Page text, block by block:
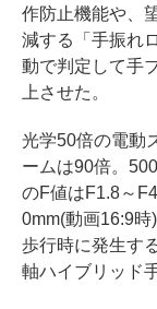
作防止機能や、
減する「手振れ
動で判定して手
上させた。
光学50倍の電動
ームは90倍。
のF値はF1.8～
0mm(動画16:9時
歩行時に発生す
軸ハイブリッド